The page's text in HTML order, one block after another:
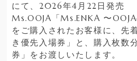
にて、2026年4月22日発売
Ms.OOJA「Ms.ENKA 〜
をご購入されたお客様に、先
き優先入場券」と、購入枚数
券」をお渡しいたします。